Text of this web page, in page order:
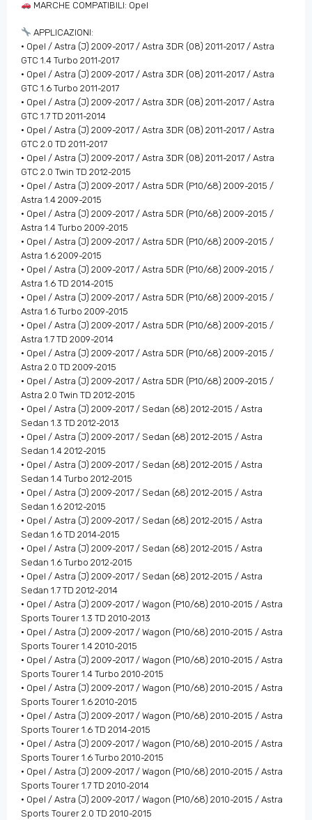
MARCHE COMPATIBILI: Opel
APPLICAZIONI:
• Opel / Astra (J) 2009-2017 / Astra 3DR (08) 2011-2017 / Astra
GTC 1.4 Turbo 2011-2017
• Opel / Astra (J) 2009-2017 / Astra 3DR (08) 2011-2017 / Astra
GTC 1.6 Turbo 2011-2017
• Opel / Astra (J) 2009-2017 / Astra 3DR (08) 2011-2017 / Astra
GTC 1.7 TD 2011-2014
• Opel / Astra (J) 2009-2017 / Astra 3DR (08) 2011-2017 / Astra
GTC 2.0 TD 2011-2017
• Opel / Astra (J) 2009-2017 / Astra 3DR (08) 2011-2017 / Astra
GTC 2.0 Twin TD 2012-2015
• Opel / Astra (J) 2009-2017 / Astra 5DR (P10/68) 2009-2015 /
Astra 1.4 2009-2015
• Opel / Astra (J) 2009-2017 / Astra 5DR (P10/68) 2009-2015 /
Astra 1.4 Turbo 2009-2015
• Opel / Astra (J) 2009-2017 / Astra 5DR (P10/68) 2009-2015 /
Astra 1.6 2009-2015
• Opel / Astra (J) 2009-2017 / Astra 5DR (P10/68) 2009-2015 /
Astra 1.6 TD 2014-2015
• Opel / Astra (J) 2009-2017 / Astra 5DR (P10/68) 2009-2015 /
Astra 1.6 Turbo 2009-2015
• Opel / Astra (J) 2009-2017 / Astra 5DR (P10/68) 2009-2015 /
Astra 1.7 TD 2009-2014
• Opel / Astra (J) 2009-2017 / Astra 5DR (P10/68) 2009-2015 /
Astra 2.0 TD 2009-2015
• Opel / Astra (J) 2009-2017 / Astra 5DR (P10/68) 2009-2015 /
Astra 2.0 Twin TD 2012-2015
• Opel / Astra (J) 2009-2017 / Sedan (68) 2012-2015 / Astra
Sedan 1.3 TD 2012-2013
• Opel / Astra (J) 2009-2017 / Sedan (68) 2012-2015 / Astra
Sedan 1.4 2012-2015
• Opel / Astra (J) 2009-2017 / Sedan (68) 2012-2015 / Astra
Sedan 1.4 Turbo 2012-2015
• Opel / Astra (J) 2009-2017 / Sedan (68) 2012-2015 / Astra
Sedan 1.6 2012-2015
• Opel / Astra (J) 2009-2017 / Sedan (68) 2012-2015 / Astra
Sedan 1.6 TD 2014-2015
• Opel / Astra (J) 2009-2017 / Sedan (68) 2012-2015 / Astra
Sedan 1.6 Turbo 2012-2015
• Opel / Astra (J) 2009-2017 / Sedan (68) 2012-2015 / Astra
Sedan 1.7 TD 2012-2014
• Opel / Astra (J) 2009-2017 / Wagon (P10/68) 2010-2015 / Astra
Sports Tourer 1.3 TD 2010-2013
• Opel / Astra (J) 2009-2017 / Wagon (P10/68) 2010-2015 / Astra
Sports Tourer 1.4 2010-2015
• Opel / Astra (J) 2009-2017 / Wagon (P10/68) 2010-2015 / Astra
Sports Tourer 1.4 Turbo 2010-2015
• Opel / Astra (J) 2009-2017 / Wagon (P10/68) 2010-2015 / Astra
Sports Tourer 1.6 2010-2015
• Opel / Astra (J) 2009-2017 / Wagon (P10/68) 2010-2015 / Astra
Sports Tourer 1.6 TD 2014-2015
• Opel / Astra (J) 2009-2017 / Wagon (P10/68) 2010-2015 / Astra
Sports Tourer 1.6 Turbo 2010-2015
• Opel / Astra (J) 2009-2017 / Wagon (P10/68) 2010-2015 / Astra
Sports Tourer 1.7 TD 2010-2014
• Opel / Astra (J) 2009-2017 / Wagon (P10/68) 2010-2015 / Astra
Sports Tourer 2.0 TD 2010-2015